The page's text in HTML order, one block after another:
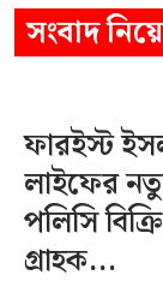
সংবাদ
ফারইস্ট
লাইফের
পলিসি
গ্রাহক...